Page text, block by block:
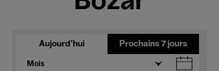
Aujourd'hui Prochains 7 jours
Mois